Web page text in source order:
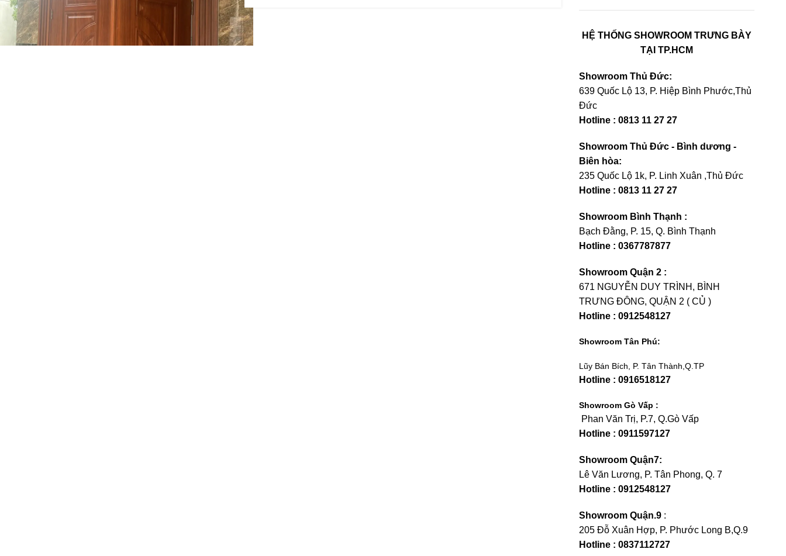
HỆ THỐNG SHOWROOM TRƯNG BÀY
TẠI TP.HCM
Showroom Thủ Đức:
639 Quốc Lộ 13, P. Hiệp Bình Phước,Thủ
Đức
Hotline : 0813 11 27 27
Showroom Thủ Đức - Bình dương -
Biên hòa:
235 Quốc Lộ 1k, P. Linh Xuân ,Thủ Đức
Hotline : 0813 11 27 27
Showroom Bình Thạnh :
Bạch Đằng, P. 15, Q. Bình Thạnh
Hotline : 0367787877
Showroom Quận 2 :
671 NGUYỄN DUY TRÌNH, BÌNH
TRƯNG ĐÔNG, QUẬN 2 ( CỦ )
Hotline : 0912548127
Showroom Tân Phú:
Lũy Bán Bích, P. Tân Thành,Q.TP
Hotline : 0916518127
Showroom Gò Vấp :
Phan Văn Trị, P.7, Q.Gò Vấp
Hotline : 0911597127
Showroom Quận7:
Lê Văn Lương, P. Tân Phong, Q. 7
Hotline : 0912548127
Showroom Quận.9 :
205 Đỗ Xuân Hợp, P. Phước Long B,Q.9
Hotline : 0837112727